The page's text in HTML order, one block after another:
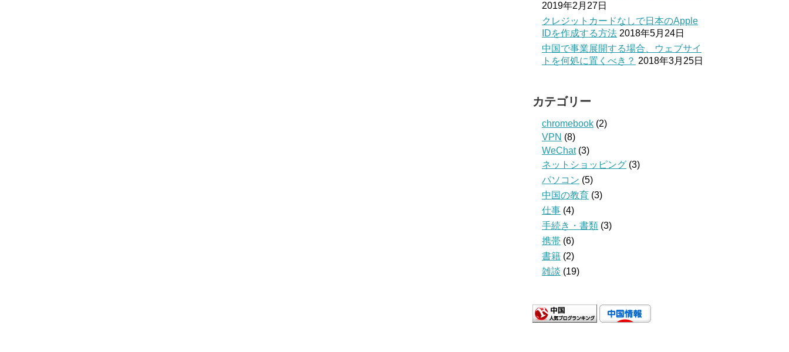
2019年2月27日
クレジットカードなしで日本のApple
IDを作成する方法 2018年5月24日
中国で事業展開する場合、ウェブサイ
トを何処に置くべき？ 2018年3月25日
カテゴリー
chromebook (2)
VPN (8)
WeChat(3)
ネットショッピング (3)
パソコン (5)
中国の教育 (3)
仕事 (4)
手続き・書類 (3)
携帯 (6)
書籍 (2)
雑談 (19)